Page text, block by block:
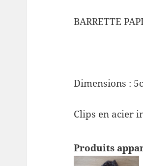
BARRETTE
Dimensions :
Clips en acier
Produits